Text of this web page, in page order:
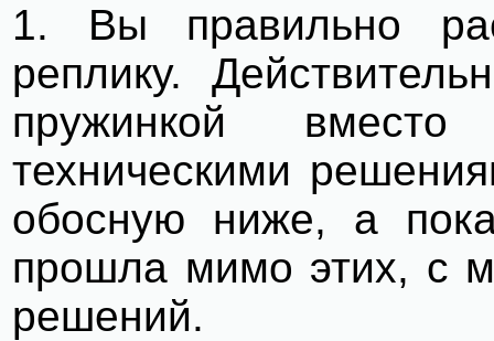
1. Вы правильно
реплику.
пружинкой
техническими
обосную ниже, а
прошла мимо этих, с
решений.